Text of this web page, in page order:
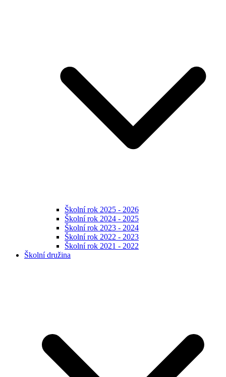
Školní rok 2025 - 2026
Školní rok 2024 - 2025
Školní rok 2023 - 2024
Školní rok 2022 - 2023
Školní rok 2021 - 2022
Školní družina